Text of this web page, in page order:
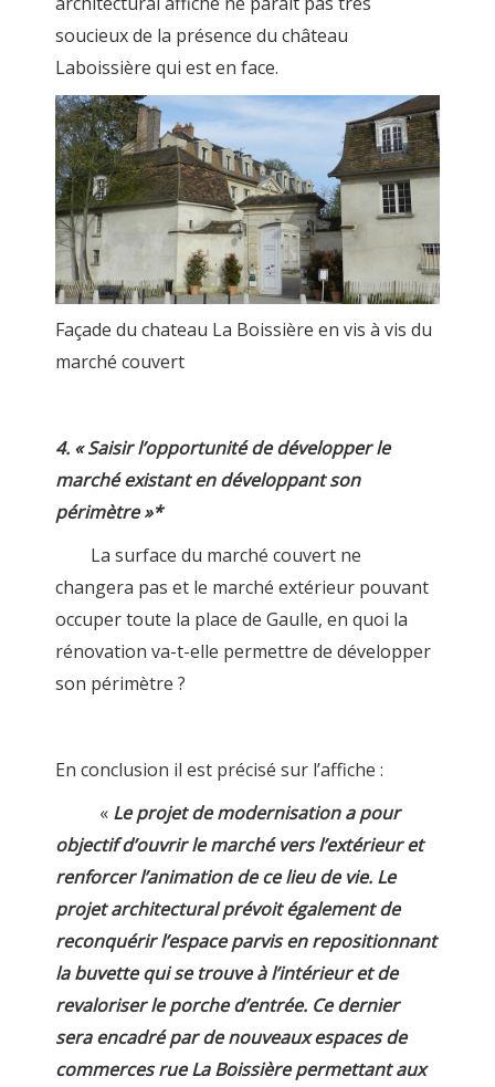
soucieux de la présence du château
Laboissière qui est en face.
Façade du chateau La Boissière en vis à vis du
marché couvert
4. « Saisir l’opportunité de développer le
marché existant en développant son
périmètre »*
La surface du marché couvert ne
changera pas et le marché extérieur pouvant
occuper toute la place de Gaulle, en quoi la
rénovation va-t-elle permettre de développer
son périmètre ?
En conclusion il est précisé sur l’affiche :
« Le projet de modernisation a pour
objectif d’ouvrir le marché vers l’extérieur et
renforcer l’animation de ce lieu de vie. Le
projet architectural prévoit également de
reconquérir l’espace parvis en repositionnant
la buvette qui se trouve à l’intérieur et de
revaloriser le porche d’entrée. Ce dernier
sera encadré par de nouveaux espaces de
commerces rue La Boissière permettant aux